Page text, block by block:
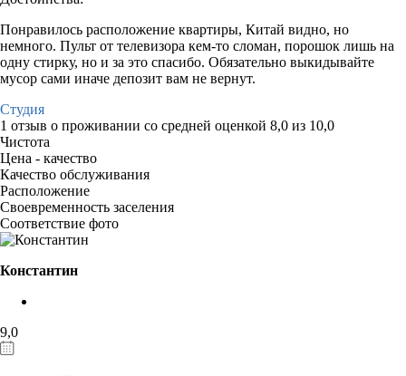
Понравилось расположение квартиры, Китай видно, но
немного. Пульт от телевизора кем-то сломан, порошок лишь на
одну стирку, но и за это спасибо. Обязательно выкидывайте
мусор сами иначе депозит вам не вернут.
Студия
1 отзыв о проживании со средней оценкой 8,0 из 10,0
Чистота
Цена - качество
Качество обслуживания
Расположение
Своевременность заселения
Соответствие фото
Константин
9,0